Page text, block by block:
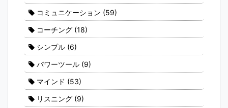
コミュニケーション (59)
コーチング (18)
シンプル (6)
パワーツール (9)
マインド (53)
リスニング (9)